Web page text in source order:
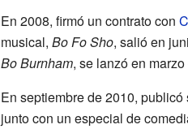
En 2008, firmó un contrato con
musical, Bo Fo Sho, salió en
Bo Burnham, se lanzó en
En septiembre de 2010,
junto con un especial de